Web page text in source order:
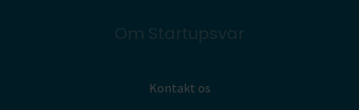
Om Startupsvar
Kontakt os